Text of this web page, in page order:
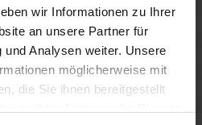
wir Informationen zu Ihrer
an unsere Partner für
Analysen weiter. Unsere
möglicherweise mit
die Sie ihnen bereitgestellt
nein
sauge
-
ja